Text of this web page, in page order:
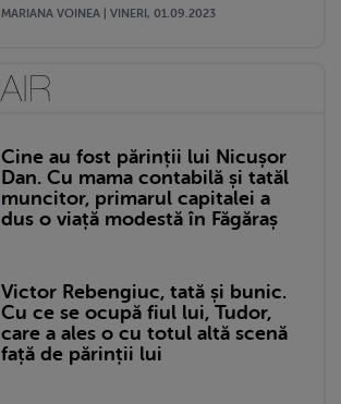
MARIANA VOINEA | VINERI, 01.09.2023
Cine au fost părinții lui Nicușor
Dan. Cu mama contabilă și tatăl
muncitor, primarul capitalei a
dus o viață modestă în Făgăraș
Victor Rebengiuc, tată și bunic.
Cu ce se ocupă fiul lui, Tudor,
care a ales o cu totul altă scenă
față de părinții lui